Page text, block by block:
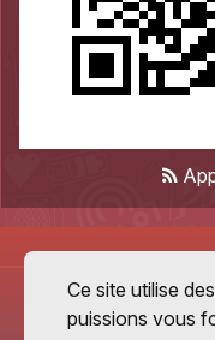
Ce site utilise
puissions vous